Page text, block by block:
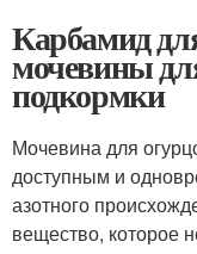
Карбамид
мочевины
подкормки
Мочевина для
доступным и
азотного
вещество, которое